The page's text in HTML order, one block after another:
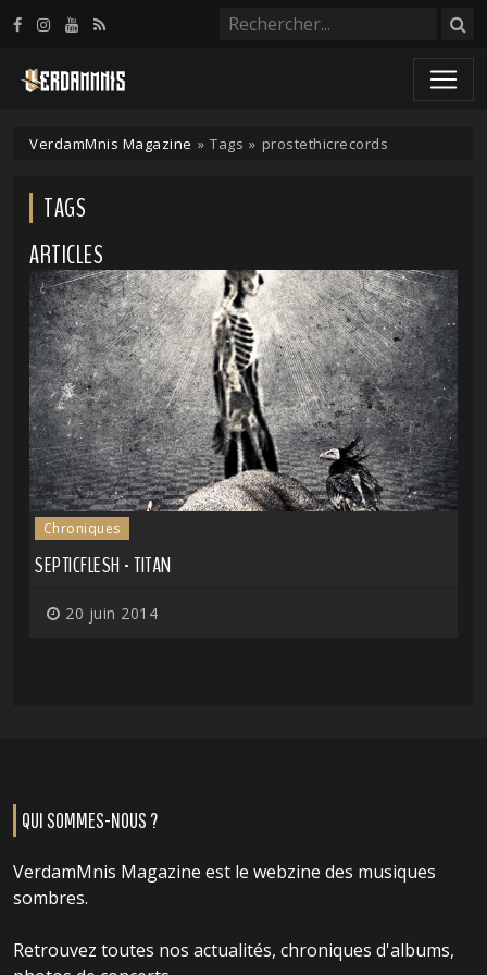
VerdamMnis Magazine » Tags » prostethicrecords
TAGS
ARTICLES
Chroniques
SEPTICFLESH - TITAN
20 juin 2014
QUI SOMMES-NOUS ?
VerdamMnis Magazine est le webzine des musiques
sombres.
Retrouvez toutes nos actualités, chroniques d'albums,
Panneau de gestion des cookies